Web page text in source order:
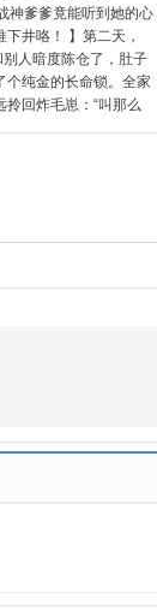
神爹爹竟能听到她的心
井咯！ 】第二天，
人暗度陈仓了，肚子
个纯金的长命锁。全家
回炸毛崽：“叫那么